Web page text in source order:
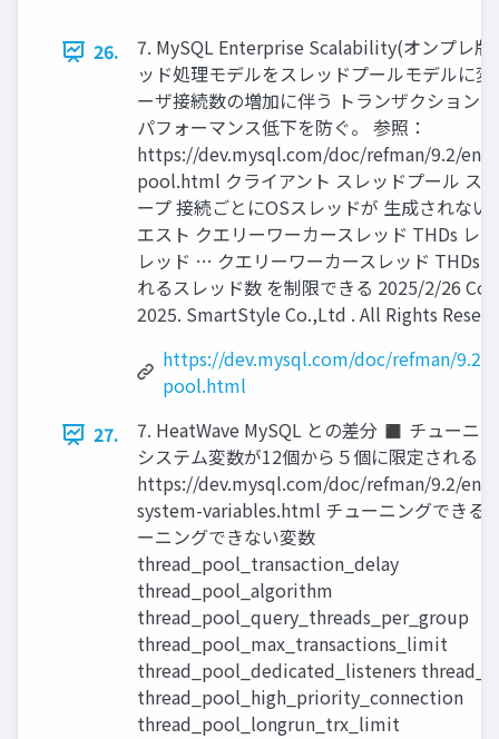
26.
7. MySQL Enterprise Scalability(オンプレ
ッド処理モデルをスレッドプールモデルに
ーザ接続数の増加に伴う トランザクション
パフォーマンス低下を防ぐ。 参照：
https://dev.mysql.com/doc/refman/9.2/en/
pool.html クライアント スレッドプール ス
ープ 接続ごとにOSスレッドが 生成されない
エスト クエリーワーカースレッド THDs レ
レッド … クエリーワーカースレッド THDs
れるスレッド数 を制限できる 2025/2/26
2025. SmartStyle Co.,Ltd . All Rights
https://dev.mysql.com/doc/refman/9.2/
pool.html
27.
7. HeatWave MySQL との差分 ◼ チューニ
システム変数が12個から５個に限定される
https://dev.mysql.com/doc/refman/9.2/en/
system-variables.html チューニングできる
ーニングできない変数
thread_pool_transaction_delay
thread_pool_algorithm
thread_pool_query_threads_per_group
thread_pool_max_transactions_limit
thread_pool_dedicated_listeners
thread_pool_high_priority_connection
thread_pool_longrun_trx_limit